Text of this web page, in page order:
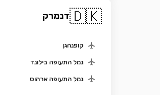
🇩🇰דנמרק
קופנהגן
נמל התעופה בילונד
נמל התעופה ארהוס